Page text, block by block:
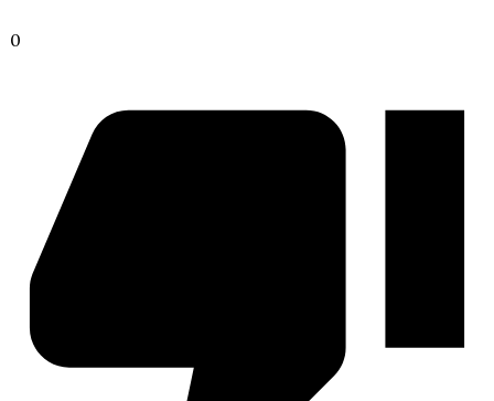
Легенда Ивы
Секрет Небес
0